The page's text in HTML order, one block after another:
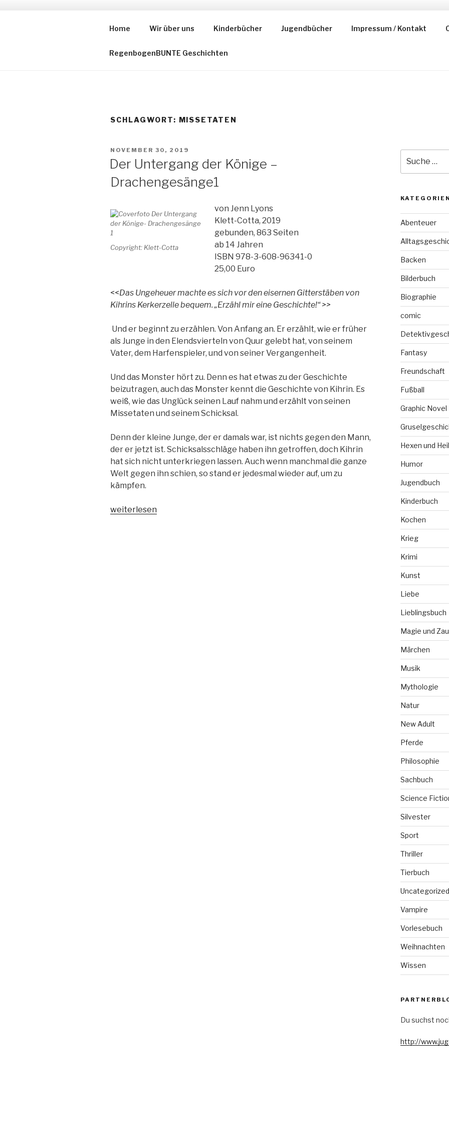
DIE VOR-LESER
Home Wir über uns Kinderbücher Jugendbücher Impressum / Kontakt
RegenbogenBUNTE Geschichten
SCHLAGWORT: MISSETATEN
VERÖFFENTLICHT
NOVEMBER 30, 2019
Der Untergang der Könige –
Drachengesänge1
Copyright: Klett-Cotta
von Jenn Lyons
Klett-Cotta, 2019
gebunden, 863 Seiten
ab 14 Jahren
ISBN 978-3-608-96341-0
25,00 Euro
<<Das Ungeheuer machte es sich vor den eisernen Gitterstäben von
Kihrins Kerkerzelle bequem. „Erzähl mir eine Geschichte!“ >>
Und er beginnt zu erzählen. Von Anfang an. Er erzählt, wie er früher
als Junge in den Elendsvierteln von Quur gelebt hat, von seinem
Vater, dem Harfenspieler, und von seiner Vergangenheit.
Und das Monster hört zu. Denn es hat etwas zu der Geschichte
beizutragen, auch das Monster kennt die Geschichte von Kihrin. Es
weiß, wie das Unglück seinen Lauf nahm und erzählt von seinen
Missetaten und seinem Schicksal.
Denn der kleine Junge, der er damals war, ist nichts gegen den Mann,
der er jetzt ist. Schicksalsschläge haben ihn getroffen, doch Kihrin
hat sich nicht unterkriegen lassen. Auch wenn manchmal die ganze
Welt gegen ihn schien, so stand er jedesmal wieder auf, um zu
kämpfen.
„Der
weiterlesen
nach:
Abenteuer
Backen
Bilderbuch
Biographie
comic
Fantasy
Freundschaft
Fußball
Graphic Novel
Hexen und
Humor
Jugendbuch
Kinderbuch
Kochen
Krieg
Krimi
Kunst
Liebe
Lieblingsbuch
Magie und
Märchen
Musik
Mythologie
Natur
New Adult
Pferde
Philosophie
Sachbuch
Science
Silvester
Sport
Thriller
Tierbuch
Uncategorized
Vampire
Vorlesebuch
Weihnachten
Wissen
Du suchst
http://